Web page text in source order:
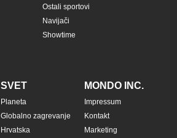
Ostali sportovi
Navijači
Showtime
SVET
Planeta
Globalno zagrevanje
Hrvatska
MONDO INC.
Impressum
Kontakt
Marketing